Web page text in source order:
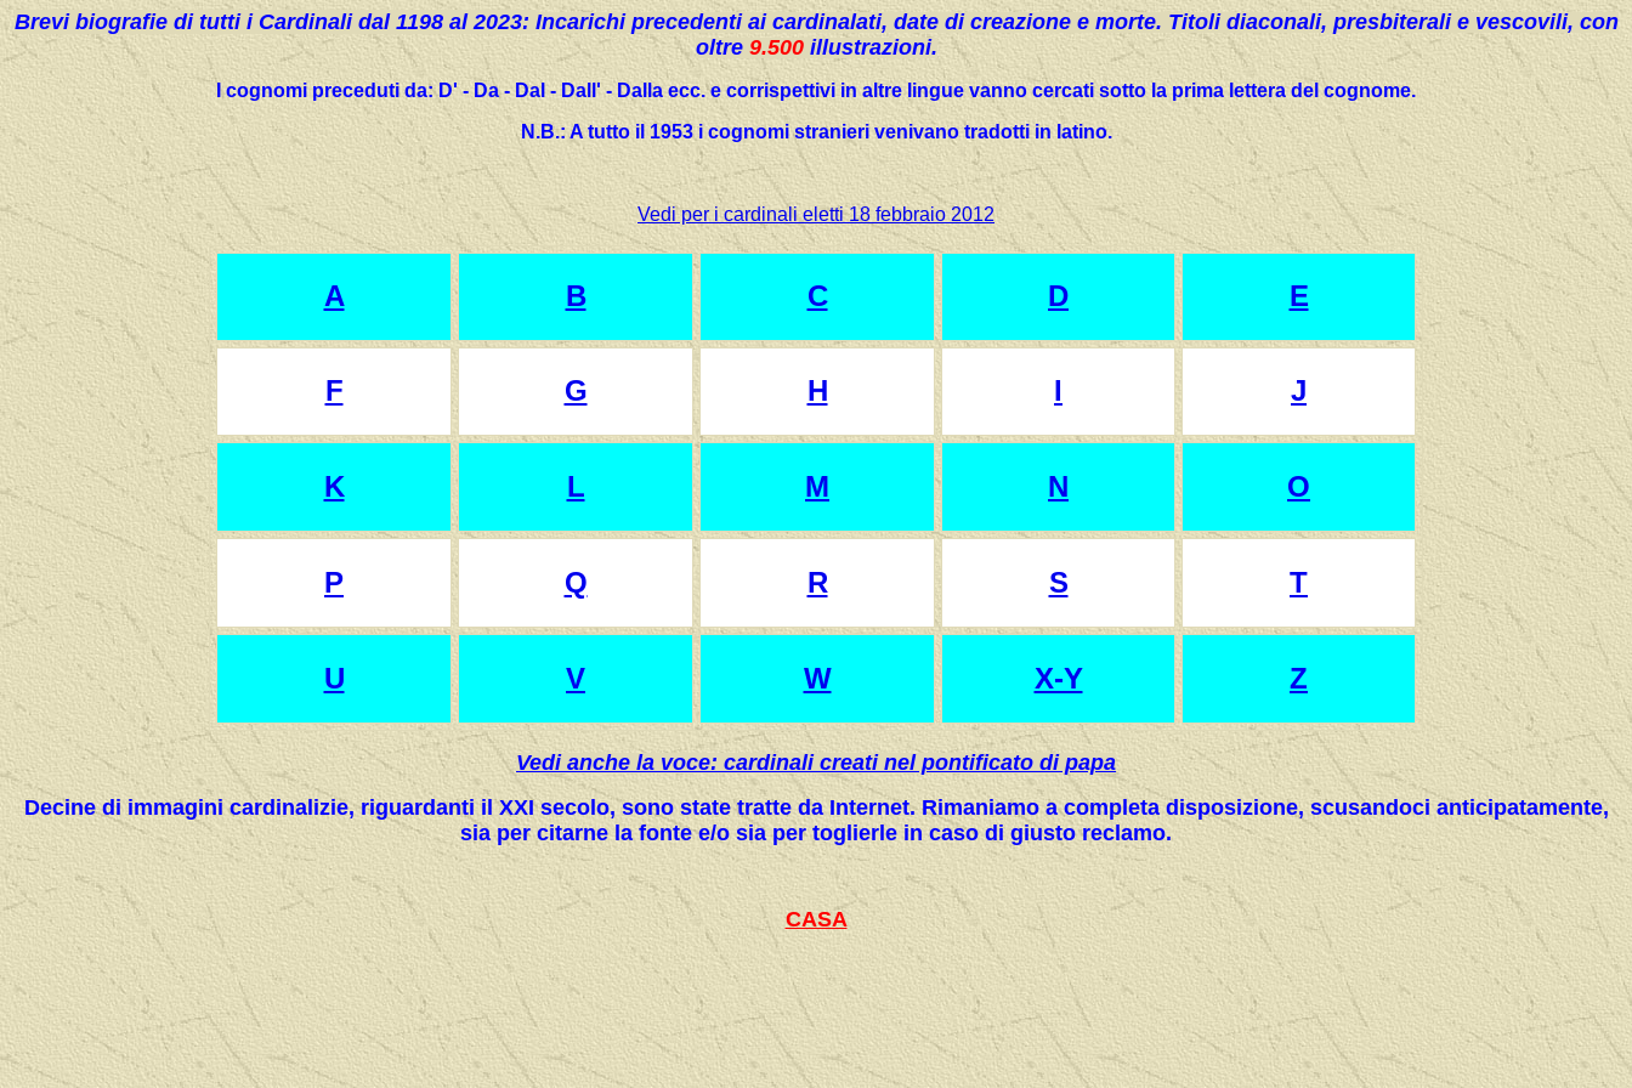
Brevi biografie di tutti i Cardinali dal 1198 al 2023: Incarichi precedenti ai cardinalati, date di creazione e morte. Titoli diaconali, presbiterali e vescovili, con
oltre 9.500illustrazioni.
I cognomi preceduti da: D' - Da - Dal - Dall' - Dalla ecc. e corrispettivi in altre lingue vanno cercati sotto la prima lettera del cognome.
N.B.: A tutto il 1953 i cognomi stranieri venivano tradotti in latino.
Vedi per i cardinali eletti 18 febbraio 2012
A B C D E
F G H I J
K L M N O
P Q R S T
U V W X-Y Z
Vedi anche la voce: cardinali creati nel pontificato di papa
Decine di immagini cardinalizie, riguardanti il XXI secolo, sono state tratte da Internet. Rimaniamo a completa disposizione, scusandoci anticipatamente,
sia per citarne la fonte e/o sia per toglierle in caso di giusto reclamo.
CASA